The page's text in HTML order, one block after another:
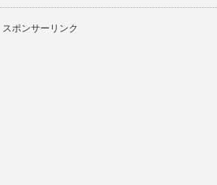
スポンサーリンク